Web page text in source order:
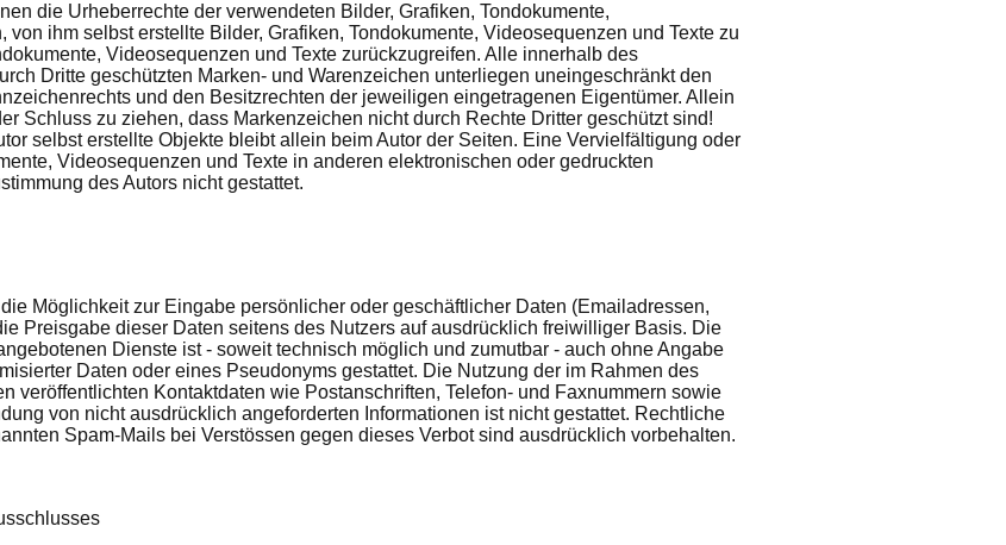
die Urheberrechte der verwendeten Bilder, Grafiken, Tondokumente,
ihm selbst erstellte Bilder, Grafiken, Tondokumente, Videosequenzen und Texte zu
Videosequenzen und Texte zurückzugreifen. Alle innerhalb des
Dritte geschützten Marken- und Warenzeichen unterliegen uneingeschränkt den
und den Besitzrechten der jeweiligen eingetragenen Eigentümer. Allein
Schluss zu ziehen, dass Markenzeichen nicht durch Rechte Dritter geschützt sind!
selbst erstellte Objekte bleibt allein beim Autor der Seiten. Eine Vervielfältigung oder
Videosequenzen und Texte in anderen elektronischen oder gedruckten
des Autors nicht gestattet.
Möglichkeit zur Eingabe persönlicher oder geschäftlicher Daten (Emailadressen,
Preisgabe dieser Daten seitens des Nutzers auf ausdrücklich freiwilliger Basis. Die
Dienste ist - soweit technisch möglich und zumutbar - auch ohne Angabe
Daten oder eines Pseudonyms gestattet. Die Nutzung der im Rahmen des
veröffentlichten Kontaktdaten wie Postanschriften, Telefon- und Faxnummern sowie
von nicht ausdrücklich angeforderten Informationen ist nicht gestattet. Rechtliche
Spam-Mails bei Verstössen gegen dieses Verbot sind ausdrücklich vorbehalten.